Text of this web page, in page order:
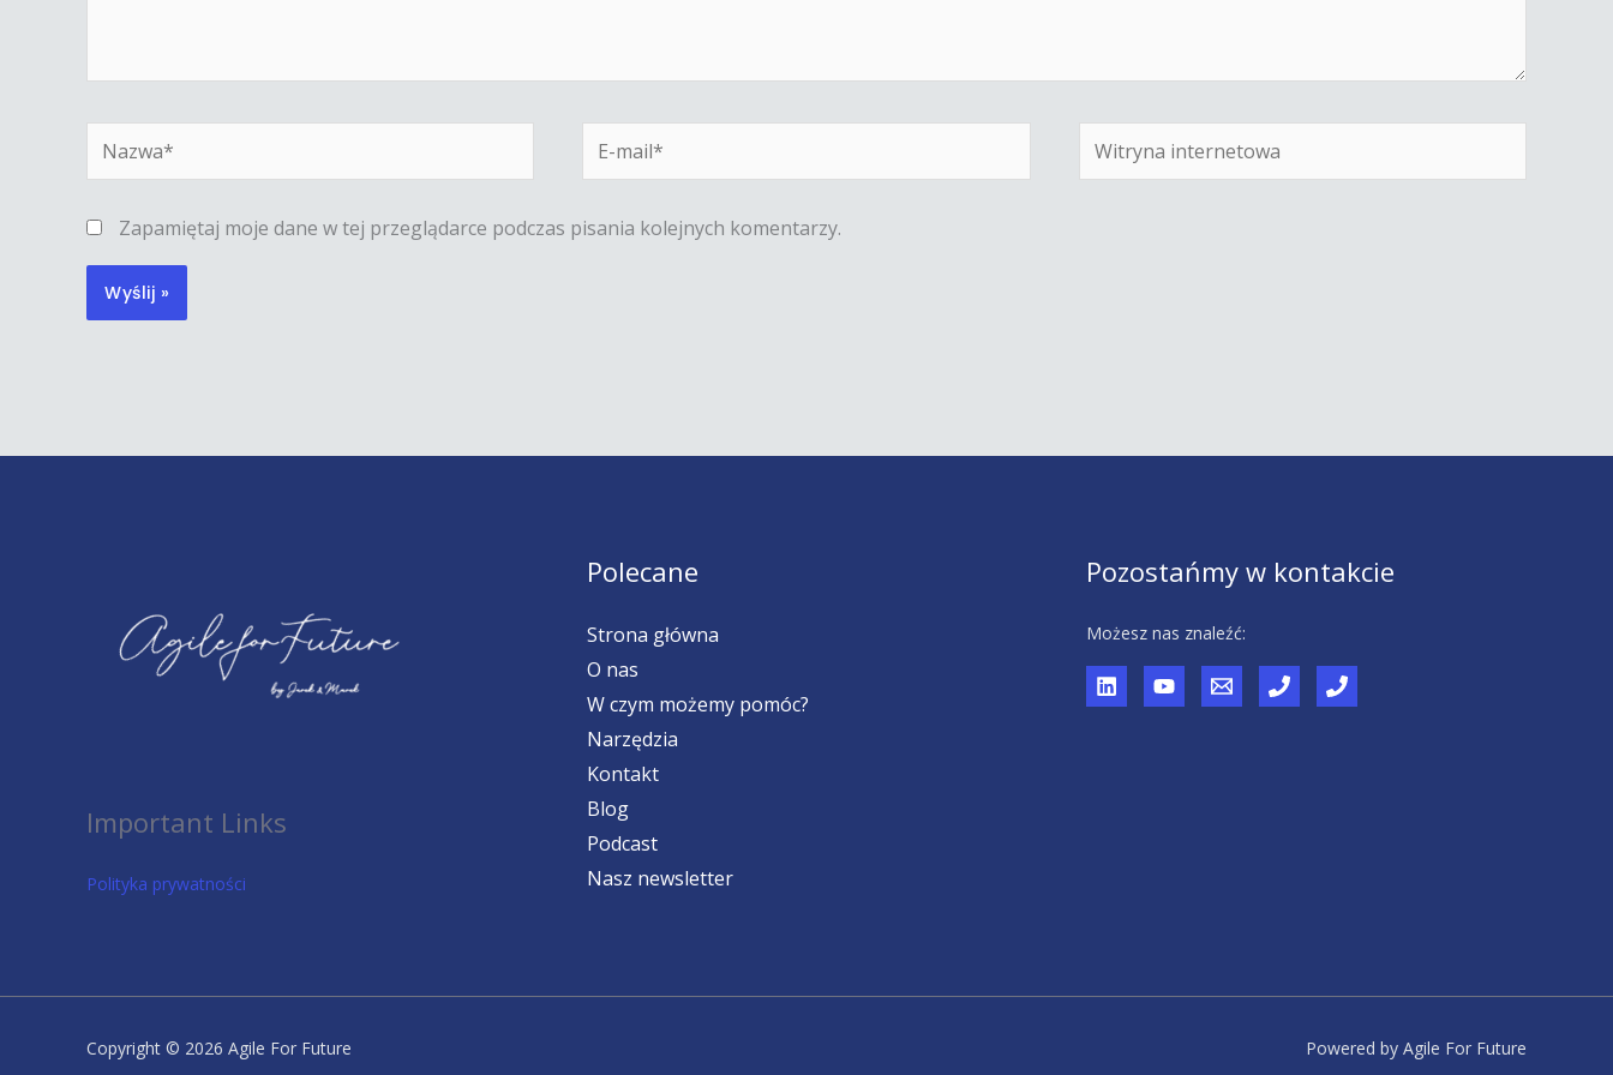
Nazwa*
E-
mail*
Witryna
internetowa
Zapamiętaj moje dane w tej przeglądarce podczas pisania kolejnych komentarzy.
Important Links
Polityka prywatności
Polecane
Strona główna
O nas
W czym możemy pomóc?
Narzędzia
Kontakt
Blog
Podcast
Nasz newsletter
Pozostańmy w kontakcie
Możesz nas znaleźć:
Copyright © 2026 Agile For Future Powered by Agile For Future